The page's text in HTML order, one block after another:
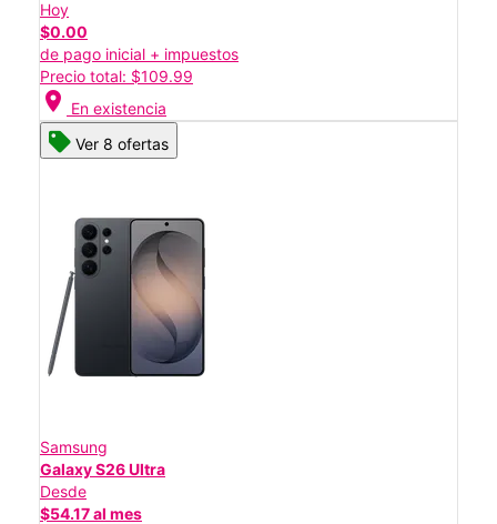
Hoy
$0.00
de pago inicial + impuestos
Precio total: $109.99
location_on En existencia
Ver 8 ofertas
Samsung
Galaxy S26 Ultra
Desde
$54.17 al mes